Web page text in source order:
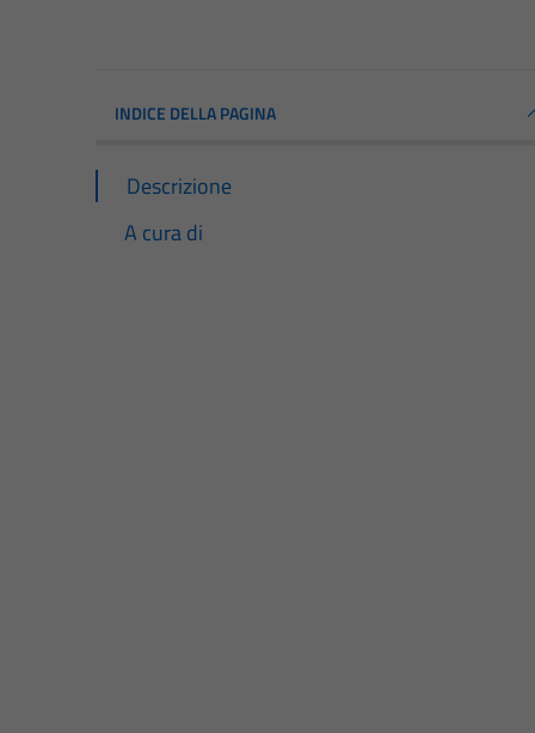
INDICE DELLA PAGINA
Descrizione
A cura di